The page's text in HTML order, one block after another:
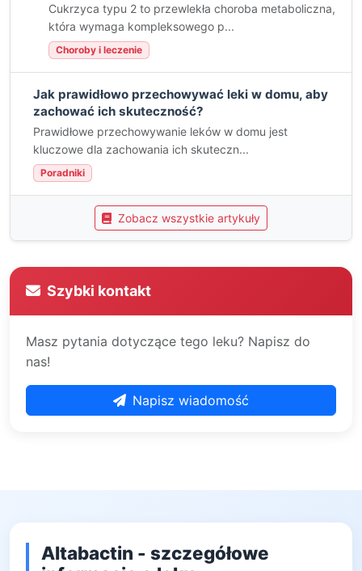
Cukrzyca typu 2 to przewlekła choroba metaboliczna,
która wymaga kompleksowego p...
Choroby i leczenie
Jak prawidłowo przechowywać leki w domu, aby
zachować ich skuteczność?
Prawidłowe przechowywanie leków w domu jest
kluczowe dla zachowania ich skuteczn...
Poradniki
Zobacz wszystkie artykuły
Szybki kontakt
Masz pytania dotyczące tego leku? Napisz do
nas!
Napisz wiadomość
Altabactin - szczegółowe